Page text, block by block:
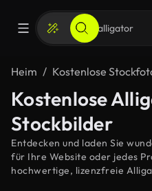
Heim Kostenlose
Kostenlose
Stockbilder
Entdecken und laden Sie
für Ihre Website oder jedes
hochwertige, lizenzfreie